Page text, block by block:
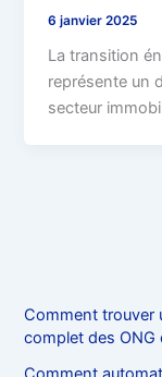
6 janvier 2025
La transition
représente un
secteur
Comment trouver
complet des